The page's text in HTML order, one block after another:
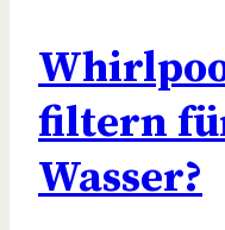
filtern
Wasser?